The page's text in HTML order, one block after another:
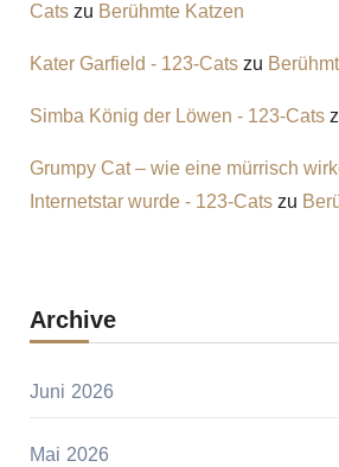
Catszu Berühmte Katzen
Kater Garfield - 123-Catszu
Simba König der Löwen - 123-Cats
Grumpy Cat – wie eine mürrisch
Internetstar wurde - 123-Catszu
Archive
Juni 2026
Mai 2026